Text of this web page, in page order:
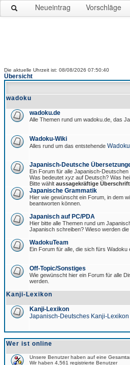
Neueintrag Vorschläge
Die aktuelle Uhrzeit ist: 08/08/2026 07:50:40
Übersicht
wadoku
wadoku.de
Alle Themen rund um wadoku.de, das
Wadoku-Wiki
Alles rund um das entstehende
Japanisch-Deutsche
Ein Forum für alle Japanisch-
Was bedeutet xyz auf Deutsch? Was
Bitte wählt aussagekräftige
Japanische Grammatik
Hier wie gewünscht ein Forum, in dem
beantworten können.
Japanisch auf PC/PDA
Hier bitte alle Themen rund um
Japanisch schreiben? Wieso werden
WadokuTeam
Ein Forum für alle, die sich fürs
Off-Topic/Sonstiges
Wie gewünscht hier ein Forum für alle
werden.
Kanji-Lexikon
Kanji-Lexikon
Japanisch-Deutsches Kanji-Lexikon
Wer ist online
Unsere Benutzer haben auf eine
Wir haben 4,561 registrierte Benutzer